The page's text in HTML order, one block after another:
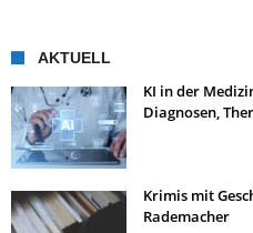
AKTUELL
KI in der
Diagnosen,
Krimis mit
Rademacher